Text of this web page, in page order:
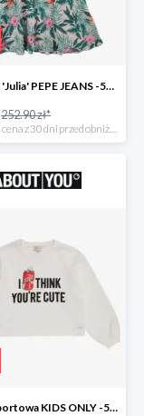
Sukienka 'Julia' PEPE JEANS -51%
252.90 zł*
Bluzka Sportowa KIDS ONLY -51%